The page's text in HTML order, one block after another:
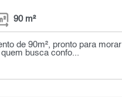
90 m²
de 90m², pronto para morar
busca confo...